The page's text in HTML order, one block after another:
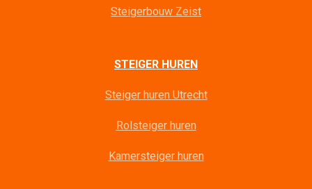
Steigerbouw Zeist
STEIGER HUREN
Steiger huren Utrecht
Rolsteiger huren
Kamersteiger huren